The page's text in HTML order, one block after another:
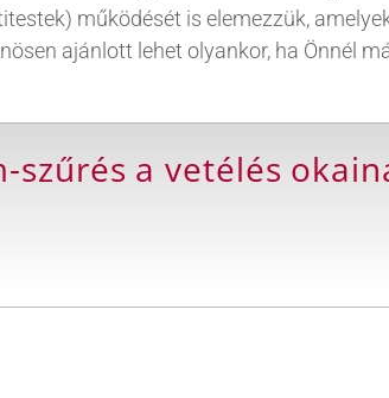
működését is elemezzük,
ajánlott lehet olyankor, ha Önnél
a vetélés